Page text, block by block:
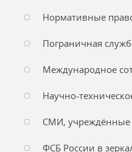
Нормативные
Пограничная
Международное
Научно-
СМИ, учреждённые
ФСБ России в